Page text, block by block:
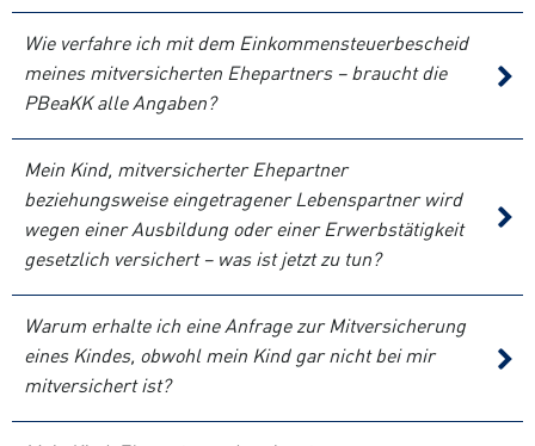
Wie verfahre ich mit dem Einkommensteuerbescheid
meines mitversicherten Ehepartners – braucht die
PBeaKK alle Angaben?
Mein Kind, mitversicherter Ehepartner
beziehungsweise eingetragener Lebenspartner wird
wegen einer Ausbildung oder einer Erwerbstätigkeit
gesetzlich versichert – was ist jetzt zu tun?
Warum erhalte ich eine Anfrage zur Mitversicherung
eines Kindes, obwohl mein Kind gar nicht bei mir
mitversichert ist?